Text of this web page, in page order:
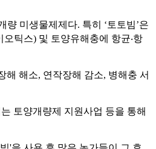
미생물제제다. 특히 ‘토토빔’은
틱스) 및 토양유해충에 항균‧항
해 해소, 연작장해 감소, 병해충 서
토양개량제 지원사업 등을 통해